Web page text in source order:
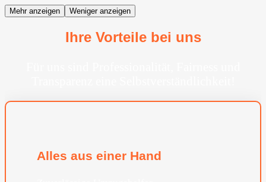
Mehr anzeigen Weniger anzeigen
Ihre Vorteile bei uns
Alles aus einer Hand